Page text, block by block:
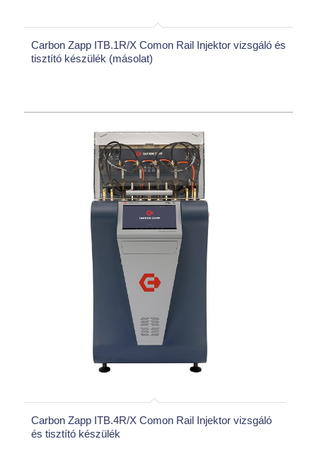
Carbon Zapp ITB.1R/X Comon Rail Injektor vizsgáló és
tisztító készülék (másolat)
Carbon Zapp ITB.4R/X Comon Rail Injektor vizsgáló
és tisztító készülék